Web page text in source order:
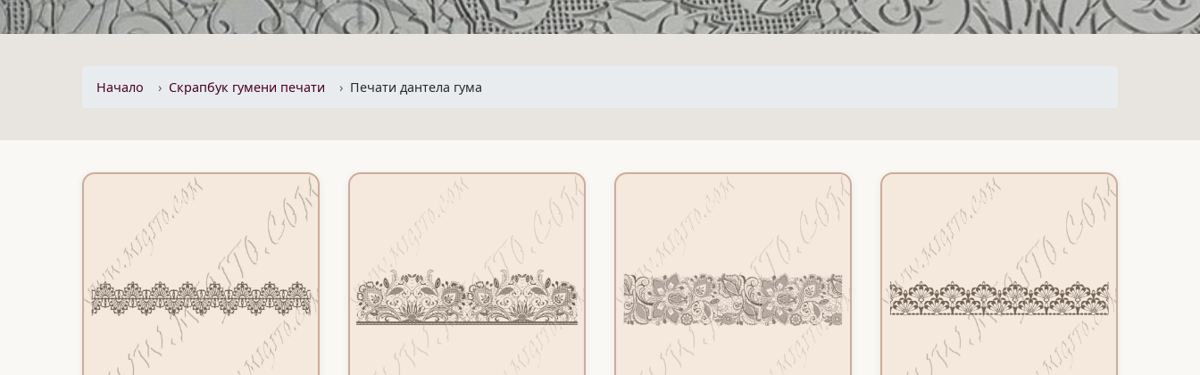
Начало Скрапбук гумени печати Печати дантела гума